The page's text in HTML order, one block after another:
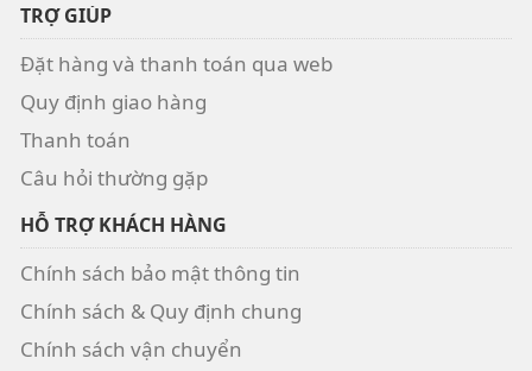
TRỢ GIÚP
Đặt hàng và thanh toán qua web
Quy định giao hàng
Thanh toán
Câu hỏi thường gặp
HỖ TRỢ KHÁCH HÀNG
Chính sách bảo mật thông tin
Chính sách & Quy định chung
Chính sách vận chuyển